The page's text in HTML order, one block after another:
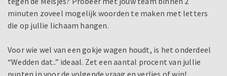
minuten zoveel mogelijk woorden te maken met letters
die op jullie lichaam hangen.
Voor wie wel van een gokje wagen houdt, is het onderdeel
“Wedden dat..” ideaal. Zet een aantal procent van jullie